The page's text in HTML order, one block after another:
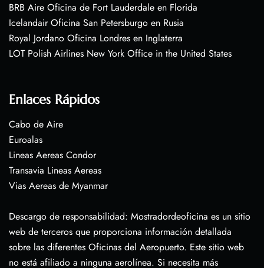
BRB Aire Oficina de Fort Lauderdale en Florida
Icelandair Oficina San Petersburgo en Rusia
Royal Jordano Oficina Londres en Inglaterra
LOT Polish Airlines New York Office in the United States
Enlaces Rápidos
Cabo de Aire
Euroalas
Lineas Aereas Condor
Transavia Lineas Aereas
Vias Aereas de Myanmar
Descargo de responsabilidad: Mostradordeoficina es un sitio
web de terceros que proporciona información detallada
sobre las diferentes Oficinas del Aeropuerto. Este sitio web
no está afiliado a ninguna aerolínea. Si necesita más